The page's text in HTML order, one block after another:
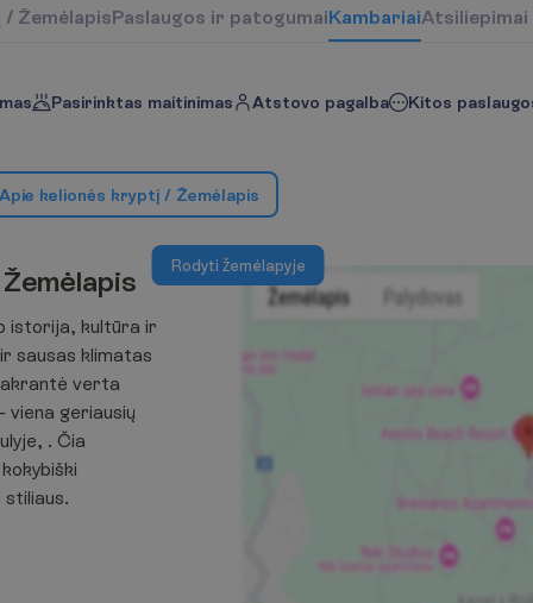
/ ŽemėlapisPaslaugos ir patogumaiKambariaiAtsiliepimai
Pasirinktas maitinimas Atstovo pagalba Kitos
Apie kelionės kryptį / Žemėlapis
Žemėlapis
istorija, kultūra ir
sausas klimatas
verta
viena geriausių
. Čia
stiliaus.
Rodyti žemė apyje